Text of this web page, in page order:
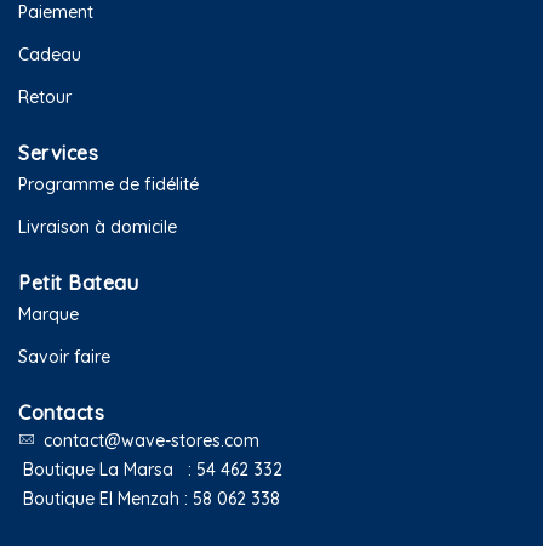
Paiement
Cadeau
Retour
Services
Programme de fidélité
Livraison à domicile
Petit Bateau
Marque
Savoir faire
Contacts
contact@wave-stores.com
Boutique La Marsa : 54 462 332
Boutique El Menzah : 58 062 338